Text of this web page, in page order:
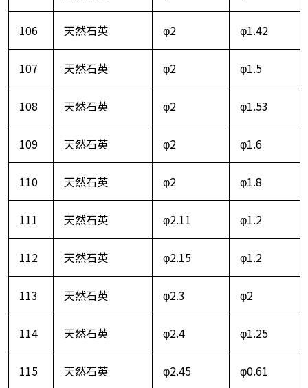
106 天然石英 φ2 φ1.42
107 天然石英 φ2 φ1.5
108 天然石英 φ2 φ1.53
109 天然石英 φ2 φ1.6
110 天然石英 φ2 φ1.8
111 天然石英 φ2.11 φ1.2
112 天然石英 φ2.15 φ1.2
113 天然石英 φ2.3 φ2
114 天然石英 φ2.4 φ1.25
115 天然石英 φ2.45 φ0.61